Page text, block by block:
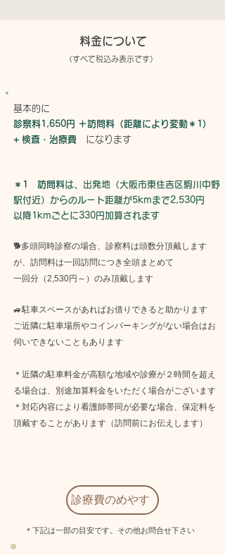
料金について
（すべて税込み表示です）
​基本的に
診察料1,650円 ＋訪問料（距離により変動＊1)
+ 検査・治療費 になります
＊1 訪問料は、出発地（大阪市東住吉区駒川中野
駅付近）からのルート距離が5kmまで2,530円
以降1kmごとに330円加算されます
🐕多頭同時診察の場合、診察料は頭数分頂戴します
が、訪問料は一回訪問につき全頭まとめて
一回分（2,530円～）のみ頂戴します
🚙駐車スペースがあればお借りできると助かります
ご近隣に駐車場所やコインパーキングがない場合はお
伺いできないこともあります​
＊近隣の駐車料金が高額な地域や診療が２時間を超え
る場合は、別途加算料金をいただく場合がございます
＊対応内容により看護師帯同が必要な場合、保定料を
頂戴することがあります（訪問前にお伝えします）
診療費のめやす
＊下記は一部の目安です。その他お問合せ下さい